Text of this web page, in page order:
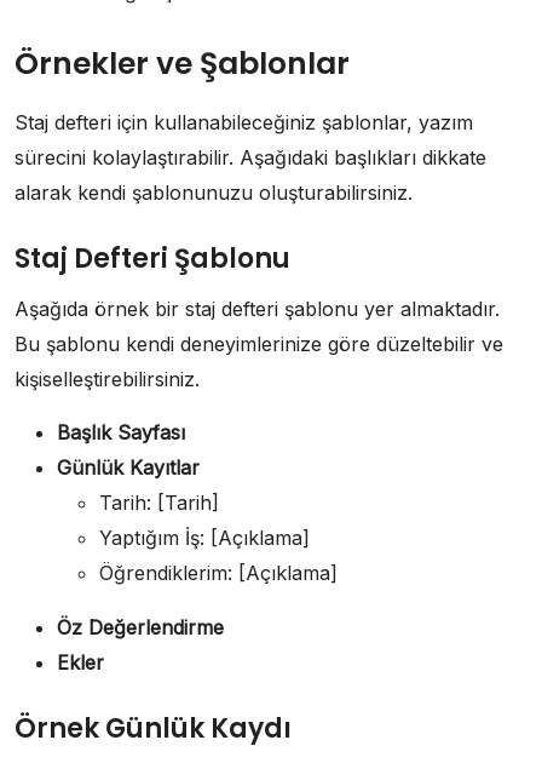
Örnekler ve Şablonlar
Staj defteri için kullanabileceğiniz şablonlar, yazım
sürecini kolaylaştırabilir. Aşağıdaki başlıkları dikkate
alarak kendi şablonunuzu oluşturabilirsiniz.
Staj Defteri Şablonu
Aşağıda örnek bir staj defteri şablonu yer almaktadır.
Bu şablonu kendi deneyimlerinize göre düzeltebilir ve
kişiselleştirebilirsiniz.
Başlık Sayfası
Günlük Kayıtlar
Tarih: [Tarih]
Yaptığım İş: [Açıklama]
Öğrendiklerim: [Açıklama]
Öz Değerlendirme
Ekler
Örnek Günlük Kaydı